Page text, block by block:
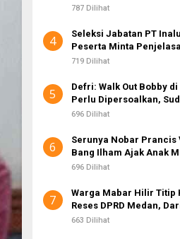
Sebagai Kepala Daerah
787 Dilihat
4
Seleksi Jabatan PT
Peserta Minta
Assessment
719 Dilihat
5
Defri: Walk Out Bobby
Perlu Dipersoalkan,
Kourum
696 Dilihat
6
Serunya Nobar Prancis
Bang Ilham Ajak Anak
Kejayaan Legenda Bola
696 Dilihat
7
Warga Mabar Hilir Titip
Reses DPRD Medan,
Kunjung Surut hingga
663 Dilihat